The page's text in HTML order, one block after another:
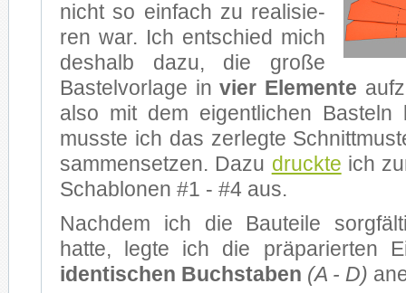
nicht so ein­fach zu rea­li­sie­
ren war. Ich ent­schied mich
des­halb dazu, die gro­ße
Bas­tel­vor­la­ge invier Ele­men­te
also mit dem ei­gent­li­chen Bas­teln
muss­te ich das zer­leg­te
sam­men­set­zen. Dazu druck­te ich
Scha­blo­nen #1 - #4 aus.
Nach­dem ich die Bau­tei­le
hat­te, leg­te ich die prä­pa­rier­ten
iden­ti­schen Buch­sta­ben (A - D)